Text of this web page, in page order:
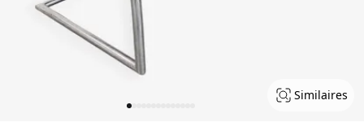
Similaires